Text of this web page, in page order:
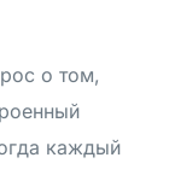
о том,
каждый